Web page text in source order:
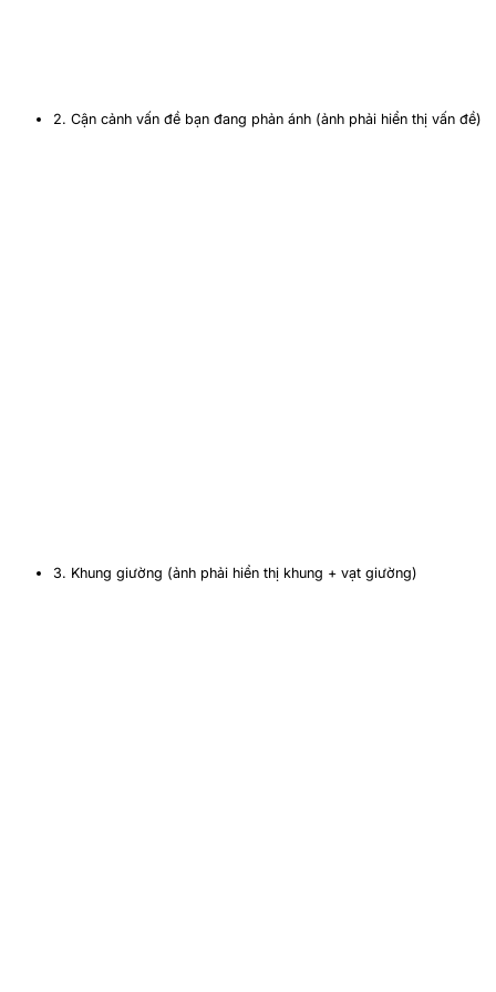
2. Cận cảnh vấn đề bạn đang phản ánh (ảnh phải hiển thị vấn đề)
3. Khung giường (ảnh phải hiển thị khung + vạt giường)